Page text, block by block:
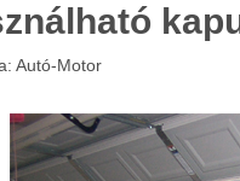
Autó-Motor